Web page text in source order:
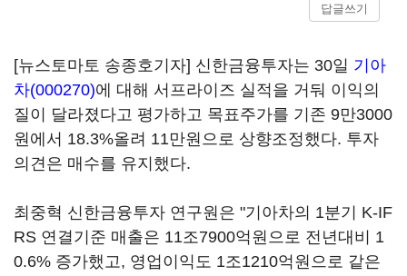
답글쓰기
[뉴스토마토 송종호기자] 신한금융투자는 30일 기아
차(000270)에 대해 서프라이즈 실적을 거둬 이익의
질이 달라졌다고 평가하고 목표주가를 기존 9만3000
원에서 18.3%올려 11만원으로 상향조정했다. 투자
의견은 매수를 유지했다.
최중혁 신한금융투자 연구원은 "기아차의 1분기 K-IF
RS 연결기준 매출은 11조7900억원으로 전년대비 1
0.6% 증가했고, 영업이익도 1조1210억원으로 같은